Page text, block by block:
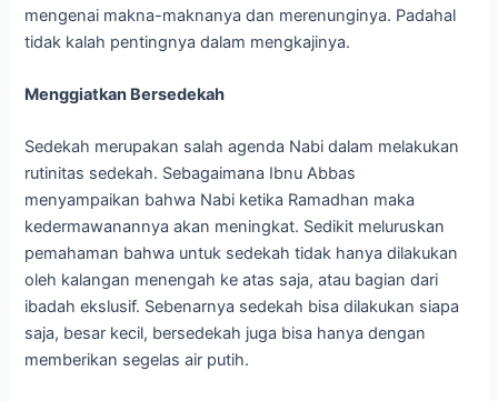
mengenai makna-maknanya dan merenunginya. Padahal
tidak kalah pentingnya dalam mengkajinya.
Menggiatkan Bersedekah
Sedekah merupakan salah agenda Nabi dalam melakukan
rutinitas sedekah. Sebagaimana Ibnu Abbas
menyampaikan bahwa Nabi ketika Ramadhan maka
kedermawanannya akan meningkat. Sedikit meluruskan
pemahaman bahwa untuk sedekah tidak hanya dilakukan
oleh kalangan menengah ke atas saja, atau bagian dari
ibadah ekslusif. Sebenarnya sedekah bisa dilakukan siapa
saja, besar kecil, bersedekah juga bisa hanya dengan
memberikan segelas air putih.